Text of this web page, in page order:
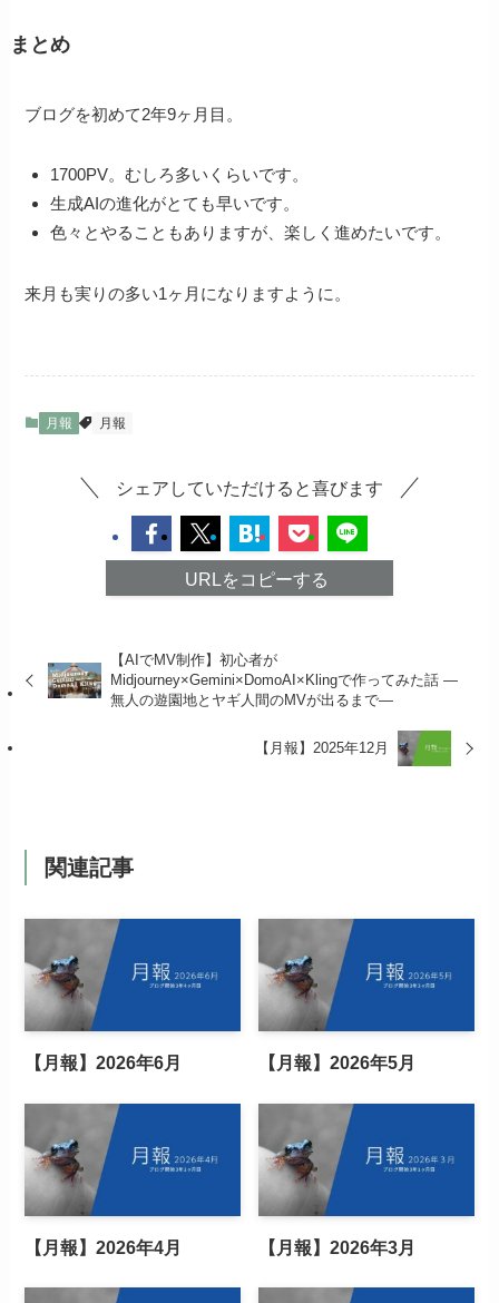
まとめ
ブログを初めて2年9ヶ月目。
1700PV。むしろ多いくらいです。
生成AIの進化がとても早いです。
色々とやることもありますが、楽しく進めたいです。
来月も実りの多い1ヶ月になりますように。
月報 月報
シェアしていただけると喜びます
URLをコピーする
【AIでMV制作】初心者が
Midjourney×Gemini×DomoAI×Klingで作ってみた話 ―
無人の遊園地とヤギ人間のMVが出るまで―
【月報】2025年12月
関連記事
【月報】2026年6月 【月報】2026年5月
【月報】2026年4月 【月報】2026年3月